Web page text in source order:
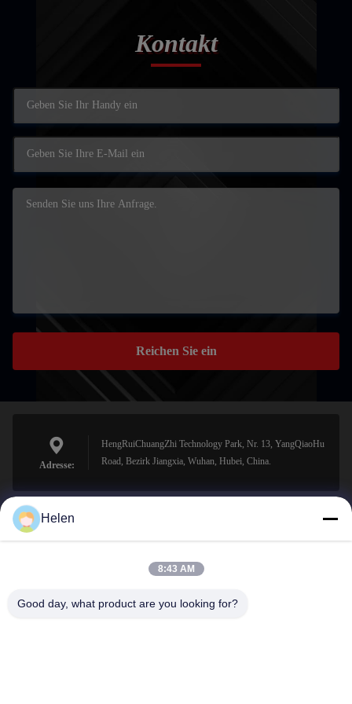
Kontakt
Reichen Sie ein
Adresse:
HengRuiChuangZhi Technology Park, Nr. 13, YangQiaoHu
Road, Bezirk Jiangxia, Wuhan, Hubei, China.
sales@perfectlaser.net
Helen
8:43 AM
Good day, what product are you looking for?